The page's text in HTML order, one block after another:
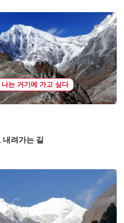
나는 거기에 가고 싶다
려가는 길